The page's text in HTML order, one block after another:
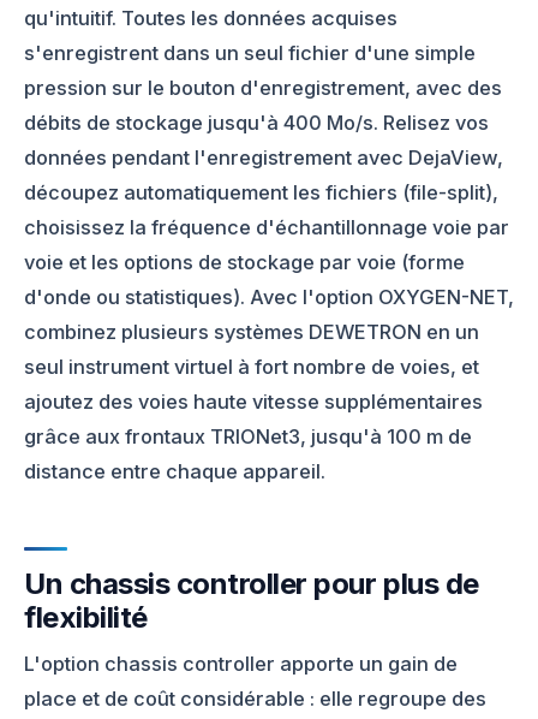
qu'intuitif. Toutes les données acquises
s'enregistrent dans un seul fichier d'une simple
pression sur le bouton d'enregistrement, avec des
débits de stockage jusqu'à 400 Mo/s. Relisez vos
données pendant l'enregistrement avec DejaView,
découpez automatiquement les fichiers (file-split),
choisissez la fréquence d'échantillonnage voie par
voie et les options de stockage par voie (forme
d'onde ou statistiques). Avec l'option OXYGEN-NET,
combinez plusieurs systèmes DEWETRON en un
seul instrument virtuel à fort nombre de voies, et
ajoutez des voies haute vitesse supplémentaires
grâce aux frontaux TRIONet3, jusqu'à 100 m de
distance entre chaque appareil.
Un chassis controller pour plus de
flexibilité
L'option chassis controller apporte un gain de
place et de coût considérable : elle regroupe des